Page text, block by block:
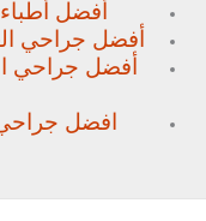
أفضل أطباء
أفضل جراحي
أفضل جراحي
افضل جراحي